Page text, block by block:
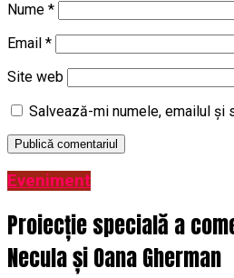
Nume *
Email *
Site web
Salvează-mi numele, emailul și
Eveniment
Proiecție specială a
Necula și Oana Gherman